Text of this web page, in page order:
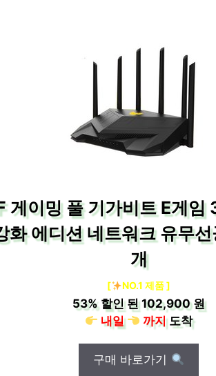
게이밍 풀 기가비트 E게임
에디션 네트워크 유무
개
[ NO.1 제품 ]
53%할인 된102,900 원
내일
까지도착
구매 바로가기